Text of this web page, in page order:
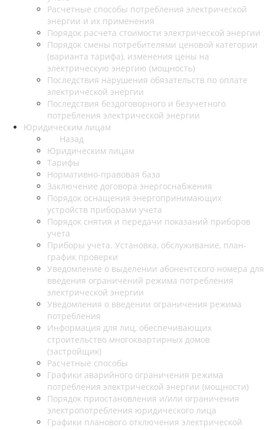
Расчетные способы потребления электрической
энергии и их применения
Порядок расчета стоимости электрической энергии
Порядок смены потребителями ценовой категории
(варианта тарифа), изменения цены на
электрическую энергию (мощность)
Последствия нарушения обязательств по оплате
электрической энергии
Последствия бездоговорного и безучетного
потребления электрической энергии
Юридическим лицам
Назад
Юридическим лицам
Тарифы
Нормативно-правовая база
Заключение договора энергоснабжения
Порядок оснащения энергопринимающих
устройств приборами учета
Порядок снятия и передачи показаний приборов
учета
Приборы учета. Установка, обслуживание, план-
график проверки
Уведомление о выделении абонентского номера для
введения ограничений режима потребления
электрической энергии
Уведомления о введении ограничения режима
потребления
Информация для лиц, обеспечивающих
строительство многоквартирных домов
(застройщик)
Расчетные способы
Графики аварийного ограничения режима
потребления электрической энергии (мощности)
Порядок приостановления и/или ограничения
электропотребления юридического лица
Графики планового отключения электрической